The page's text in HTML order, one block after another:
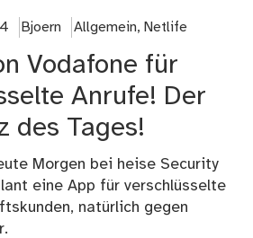
Bjoern Allgemein, Netlife
Vodafone für
Anrufe! Der
des Tages!
Morgen bei heise Security
eine App für verschlüsselte
natürlich gegen